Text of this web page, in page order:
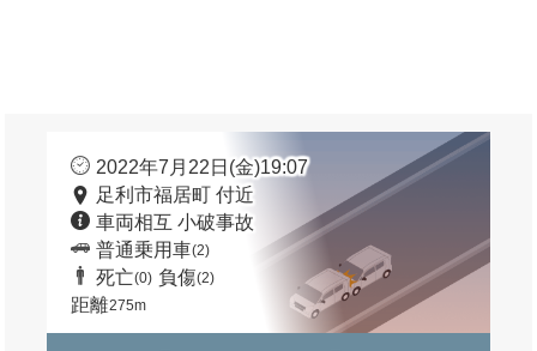
2022年7月22日(金)19:07
足利市福居町 付近
車両相互 小破事故
普通乗用車(2)
死亡(0) 負傷(2)
距離275m